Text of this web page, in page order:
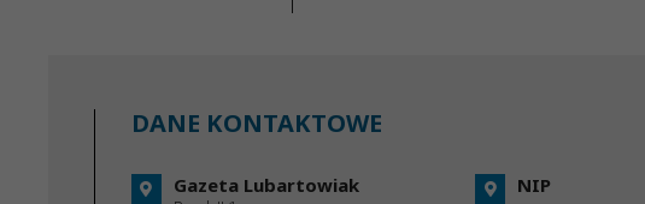
DANE KONTAKTOWE
Gazeta Lubartowiak NIP